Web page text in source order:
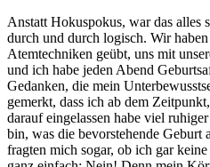
Anstatt Hokuspokus, war das alles
durch und durch logisch. Wir
Atemtechniken geübt, uns mit
und ich habe jeden Abend
Gedanken, die mein
gemerkt, dass ich ab dem
darauf eingelassen habe viel
bin, was die bevorstehende Geburt
fragten mich sogar, ob ich gar